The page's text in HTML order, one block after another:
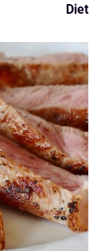
Diet